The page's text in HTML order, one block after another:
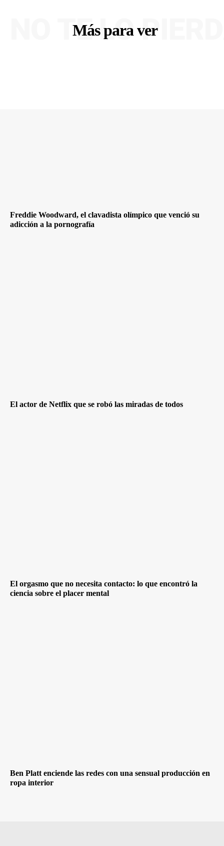
Más para ver
NO TE LO
Freddie Woodward, el clavadista olímpico que venció su
adicción a la pornografía
El actor de Netflix que se robó las miradas de todos
El orgasmo que no necesita contacto: lo que encontró la
ciencia sobre el placer mental
Ben Platt enciende las redes con una sensual producción en
ropa interior